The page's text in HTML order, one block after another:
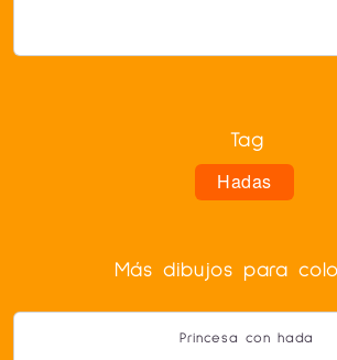
Tag
Hadas
Más dibujos para
Princesa con hada